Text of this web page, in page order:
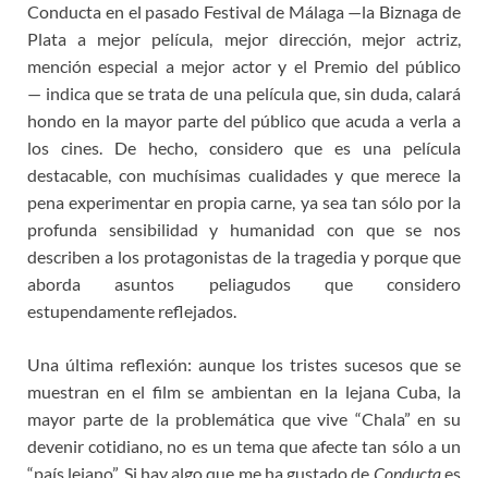
Conducta en el pasado Festival de Málaga —la Biznaga de
Plata a mejor película, mejor dirección, mejor actriz,
mención especial a mejor actor y el Premio del público
— indica que se trata de una película que, sin duda, calará
hondo en la mayor parte del público que acuda a verla a
los cines. De hecho, considero que es una película
destacable, con muchísimas cualidades y que merece la
pena experimentar en propia carne, ya sea tan sólo por la
profunda sensibilidad y humanidad con que se nos
describen a los protagonistas de la tragedia y porque que
aborda asuntos peliagudos que considero
estupendamente reflejados.
Una última reflexión: aunque los tristes sucesos que se
muestran en el film se ambientan en la lejana Cuba, la
mayor parte de la problemática que vive “Chala” en su
devenir cotidiano, no es un tema que afecte tan sólo a un
“país lejano”. Si hay algo que me ha gustado de Conductaes